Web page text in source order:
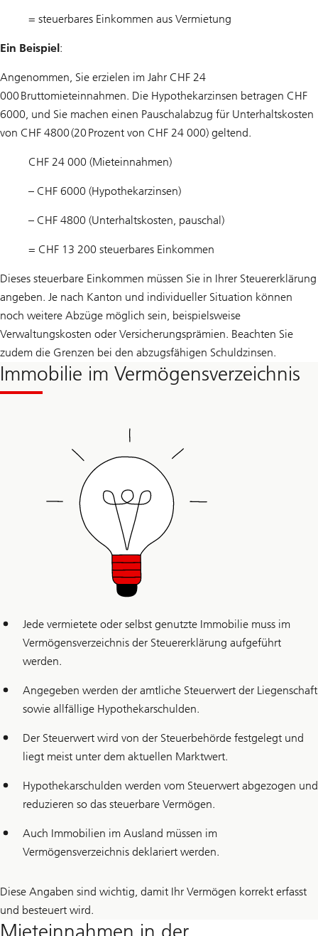
= steuerbares Einkommen aus Vermietung
Ein Beispiel:
Angenommen, Sie erzielen im Jahr CHF 24
000 Bruttomieteinnahmen. Die Hypothekarzinsen betragen CHF
6000, und Sie machen einen Pauschalabzug für Unterhaltskosten
von CHF 4800 (20 Prozent von CHF 24 000) geltend.
CHF 24 000 (Mieteinnahmen)
– CHF 6000 (Hypothekarzinsen)
– CHF 4800 (Unterhaltskosten, pauschal)
= CHF 13 200 steuerbares Einkommen
Dieses steuerbare Einkommen müssen Sie in Ihrer Steuererklärung
angeben. Je nach Kanton und individueller Situation können
noch weitere Abzüge möglich sein, beispielsweise
Verwaltungskosten oder Versicherungsprämien. Beachten Sie
zudem die Grenzen bei den abzugsfähigen Schuldzinsen.
Immobilie im Vermögensverzeichnis
Jede vermietete oder selbst genutzte Immobilie muss im
Vermögensverzeichnis der Steuererklärung aufgeführt
werden.
Angegeben werden der amtliche Steuerwert der Liegenschaft
sowie allfällige Hypothekarschulden.
Der Steuerwert wird von der Steuerbehörde festgelegt und
liegt meist unter dem aktuellen Marktwert.
Hypothekarschulden werden vom Steuerwert abgezogen und
reduzieren so das steuerbare Vermögen.
Auch Immobilien im Ausland müssen im
Vermögensverzeichnis deklariert werden.
Diese Angaben sind wichtig, damit Ihr Vermögen korrekt erfasst
und besteuert wird.
Mieteinnahmen in der